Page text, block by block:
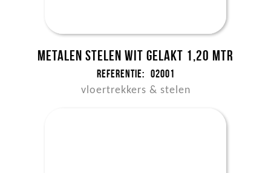
Metalen stelen wit gelakt 1,20 mtr
Referentie: 02001
vloertrekkers & stelen